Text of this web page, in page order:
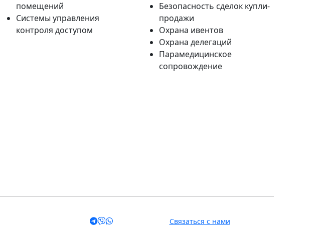
помещений
Системы управления
контроля доступом
Безопасность сделок купли-
продажи
Охрана ивентов
Охрана делегаций
Парамедицинское
сопровождение
Связаться с нами